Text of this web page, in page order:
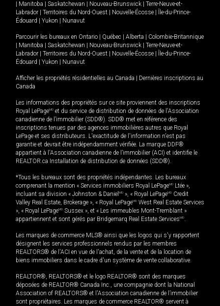
Manitoba Saskatchewan Nouveau-Brunswick
Terre-Neuve-et-
Labrador
Territoires du Nord-Ouest Nouvelle-Écosse
Île-du-Prince-
Édouard
Yukon Nunavut
Parcourir les bureaux en Ontario Québec Alberta
Colombie-Britannique
Manitoba Saskatchewan Nouveau-Brunswick
Terre-Neuve-et-
Labrador
Territoires du Nord-Ouest Nouvelle-Écosse
Île-du-Prince-
Édouard
Yukon Nunavut
Afficher les propriétés résidentielles au Canada
Dernières inscriptions au
Canada
Les informations des propriétés sur ce site proviennent des inscriptions
Royal LePageMD et du service de distribution de données de l'Association
canadienne de l’immobilier (SDD®). SDD® met en référence des
inscriptions tenues par des agences immobilières autres que Royal
LePage et ses distributeurs. L'exactitude de l'information n'est pas
garantie et devrait être indépendamment vérifiée. La marque DDF®
appartient à l'Association canadienne de l’immobilier (ACI) et identifie le
REALTOR.ca Installation de distribution de données (SDD®).
*Tous les bureaux sont des propriétés indépendantes. Les bureaux
comprenant la mention « Services immobiliers Royal LePageMD Ltée »,
incluant sa division « Johnston & Daniel MD », « Royal LePageMD Credit
Valley Real Estate, Brokerage », « Royal LePageMD West Real Estate Services
», « Royal LePageMD Sussex », et « Les immeubles Mont-Tremblant »
appartiennent et sont gérés par Bridgemarq Real Estate ServicesMD.
Les marques de commerce MLS® ainsi que les logos qui s'y rapportent
désignent les services professionnels rendus par les membres
REALTORS® de l'ACI en vue de l'achat, de la vente et de la location de
biens immobiliers dans le cadre d'un système de vente collaborative.
REALTOR®, REALTORS® et le logo REALTOR® sont des marques
déposées de REALTOR® Canada Inc., une compagnie dont la National
Association of REALTORS® et l'Association canadienne de l’immobilier
sont propriétaires. Les marques de commerce REALTOR® servent à